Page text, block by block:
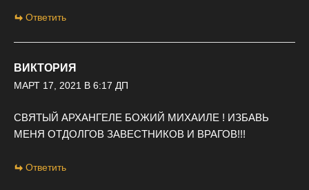
Ответить
ВИКТОРИЯ
МАРТ 17, 2021 В 6:17 ДП
СВЯТЫЙ АРХАНГЕЛЕ БОЖИЙ МИХАИЛЕ ! ИЗБАВЬ
МЕНЯ ОТДОЛГОВ ЗАВЕСТНИКОВ И ВРАГОВ!!!
Ответить